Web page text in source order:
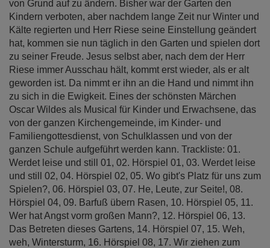
von Grund auf zu ändern. Bisher war der Garten den
Kindern verboten, aber nachdem lange Zeit nur Winter und
Kälte regierten und Herr Riese seine Einstellung geändert
hat, kommen sie nun täglich in den Garten und spielen dort
zu seiner Freude. Jesus selbst aber, nach dem der Herr
Riese immer Ausschau hält, kommt erst wieder, als er alt
geworden ist. Da nimmt er ihn an die Hand und nimmt ihn
zu sich in die Ewigkeit. Eines der schönsten Märchen
Oscar Wildes als Musical für Kinder und Erwachsene, das
von der ganzen Kirchengemeinde, im Kinder- und
Familiengottesdienst, von Schulklassen und von der
ganzen Schule aufgeführt werden kann. Trackliste: 01.
Werdet leise und still 01, 02. Hörspiel 01, 03. Werdet leise
und still 02, 04. Hörspiel 02, 05. Wo gibt's Platz für uns zum
Spielen?, 06. Hörspiel 03, 07. He, Leute, zur Seite!, 08.
Hörspiel 04, 09. Barfuß übern Rasen, 10. Hörspiel 05, 11.
Wer hat Angst vorm großen Mann?, 12. Hörspiel 06, 13.
Das Betreten dieses Gartens, 14. Hörspiel 07, 15. Weh,
weh, Wintersturm, 16. Hörspiel 08, 17. Wir ziehen zum